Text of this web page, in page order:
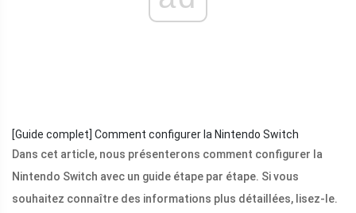
[Guide complet] Comment configurer la Nintendo Switch
Dans cet article, nous présenterons comment configurer la
Nintendo Switch avec un guide étape par étape. Si vous
souhaitez connaître des informations plus détaillées, lisez-le.